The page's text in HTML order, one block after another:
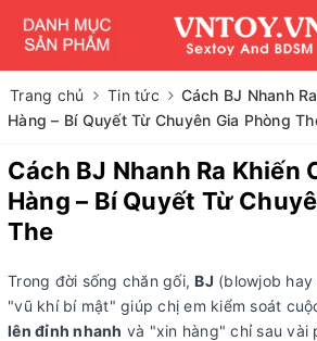
Trang chủ Tin tức
Cách BJ Nhanh
Hàng – Bí Quyết Từ Chuyên Gia Phòng
Cách BJ Nhanh Ra Khiến
Hàng – Bí Quyết Từ
The
Trong đời sống chăn gối,BJ (blowjob hay
"vũ khí bí mật" giúp chị em kiểm soát
lên đỉnh nhanh và "xin hàng" chỉ sau vài